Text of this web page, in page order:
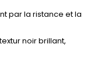
par la ristance et la
noir brillant,